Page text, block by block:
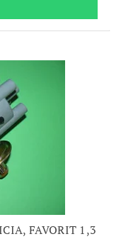
FAVORIT 1,3